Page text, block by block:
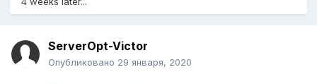
ServerOpt-Victor
Опубликовано 29 января, 2020